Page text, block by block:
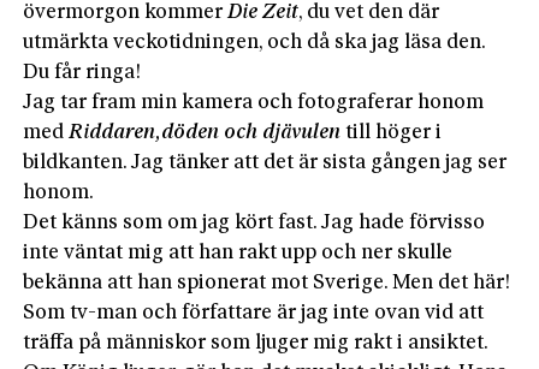
övermorgon kommerDie Zeit, du vet den där
utmärkta veckotidningen, och då ska jag läsa den.
Du får ringa!
Jag tar fram min kamera och fotograferar honom
medRiddaren,döden och djävulen till höger i
bildkanten. Jag tänker att det är sista gången jag ser
honom.
Det känns som om jag kört fast. Jag hade förvisso
inte väntat mig att han rakt upp och ner skulle
bekänna att han spionerat mot Sverige. Men det här!
Som tv-man och författare är jag inte ovan vid att
träffa på människor som ljuger mig rakt i ansiktet.